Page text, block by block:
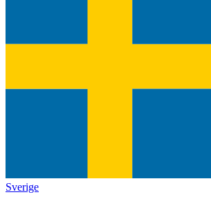
Sverige